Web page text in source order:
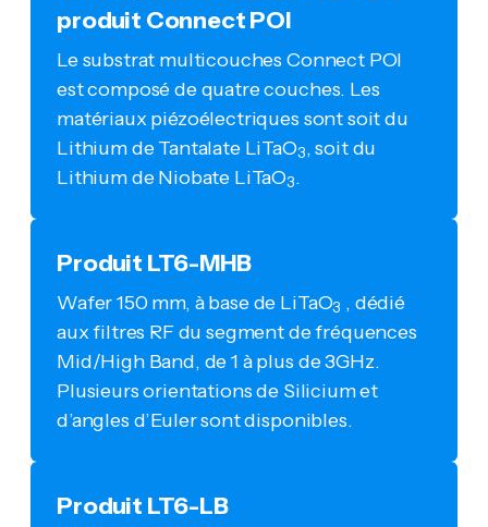
produit Connect POI
Le substrat multicouches Connect POI
est composé de quatre couches. Les
matériaux piézoélectriques sont soit du
Lithium de Tantalate LiTaO3, soit du
Lithium de Niobate LiTaO3.
Produit LT6-MHB
Wafer 150 mm, à base de LiTaO3 , dédié
aux filtres RF du segment de fréquences
Mid/High Band, de 1 à plus de 3GHz.
Plusieurs orientations de Silicium et
d’angles d’Euler sont disponibles.
Produit LT6-LB